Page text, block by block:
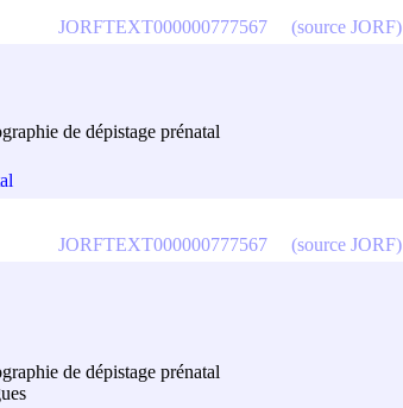
de dépistage prénatal
JORFTEXT000000777567 (source JORF)
de dépistage prénatal
JORFTEXT000000777567 (source JORF)